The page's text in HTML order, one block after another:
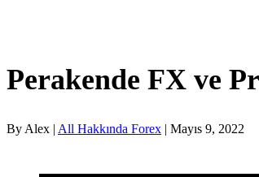
Perakende FX ve
By Alex | All Hakkında Forex | Mayıs 9, 2022